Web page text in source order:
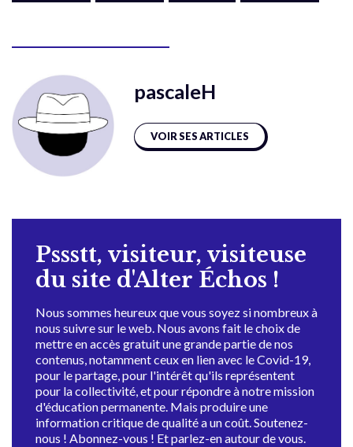
pascaleH
VOIR SES ARTICLES
Pssstt, visiteur, visiteuse
du site d'Alter Échos !
Nous sommes heureux que vous soyez si nombreux à
nous suivre sur le web. Nous avons fait le choix de
mettre en accès gratuit une grande partie de nos
contenus, notamment ceux en lien avec le Covid-19,
pour le partage, pour l'intérêt qu'ils représentent
pour la collectivité, et pour répondre à notre mission
d'éducation permanente. Mais produire une
information critique de qualité a un coût. Soutenez-
nous ! Abonnez-vous ! Et parlez-en autour de vous.